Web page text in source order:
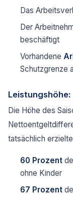
Das
Der
beschäftigt
Vorhandene
Schutzgrenze
Die Höhe des
tatsächlich
60 Prozent
ohne Kinder
67 Prozent